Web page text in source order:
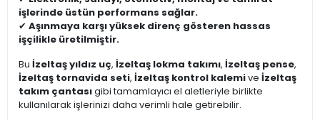
işlerinde üstün performans sağlar.
✔ Aşınmaya karşı yüksek direnç gösteren hassas
işçilikle üretilmiştir.
Bu İzeltaş yıldız uç, İzeltaş lokma takımı, İzeltaş pense,
İzeltaş tornavida seti, İzeltaş kontrol kalemive İzeltaş
takım çantasıgibi tamamlayıcı el aletleriyle birlikte
kullanılarak işlerinizi daha verimli hale getirebilir.